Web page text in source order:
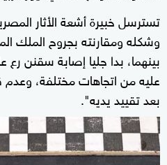
تسترسل خبيرة أشعة الأثار
وشكله ومقارنته بجروح الملك
بينهما، بدا جليا إصابة سقنن
عليه من اتجاهات مختلفة،
بعد تقييد يديه".